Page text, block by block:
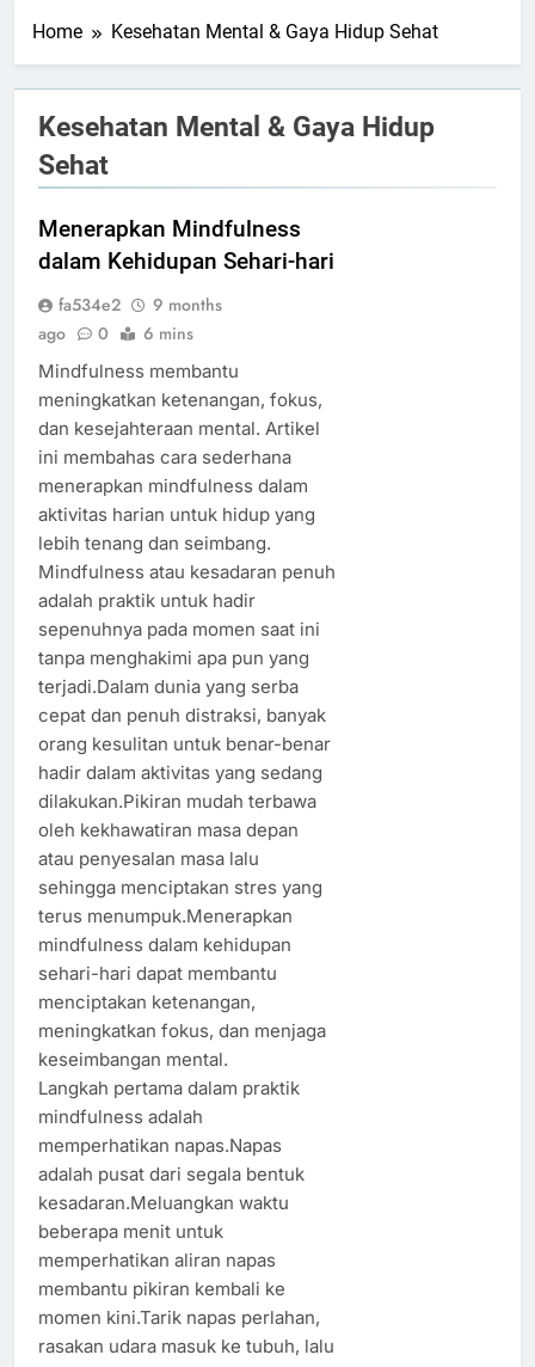
Home Kesehatan Mental & Gaya Hidup Sehat
Kesehatan Mental & Gaya Hidup
Sehat
Menerapkan Mindfulness
dalam Kehidupan Sehari-hari
fa534e2
9 months
ago
0 6 mins
Mindfulness membantu
meningkatkan ketenangan, fokus,
dan kesejahteraan mental. Artikel
ini membahas cara sederhana
menerapkan mindfulness dalam
aktivitas harian untuk hidup yang
lebih tenang dan seimbang.
Mindfulness atau kesadaran penuh
adalah praktik untuk hadir
sepenuhnya pada momen saat ini
tanpa menghakimi apa pun yang
terjadi.Dalam dunia yang serba
cepat dan penuh distraksi, banyak
orang kesulitan untuk benar-benar
hadir dalam aktivitas yang sedang
dilakukan.Pikiran mudah terbawa
oleh kekhawatiran masa depan
atau penyesalan masa lalu
sehingga menciptakan stres yang
terus menumpuk.Menerapkan
mindfulness dalam kehidupan
sehari-hari dapat membantu
menciptakan ketenangan,
meningkatkan fokus, dan menjaga
keseimbangan mental.
Langkah pertama dalam praktik
mindfulness adalah
memperhatikan napas.Napas
adalah pusat dari segala bentuk
kesadaran.Meluangkan waktu
beberapa menit untuk
memperhatikan aliran napas
membantu pikiran kembali ke
momen kini.Tarik napas perlahan,
rasakan udara masuk ke tubuh, lalu